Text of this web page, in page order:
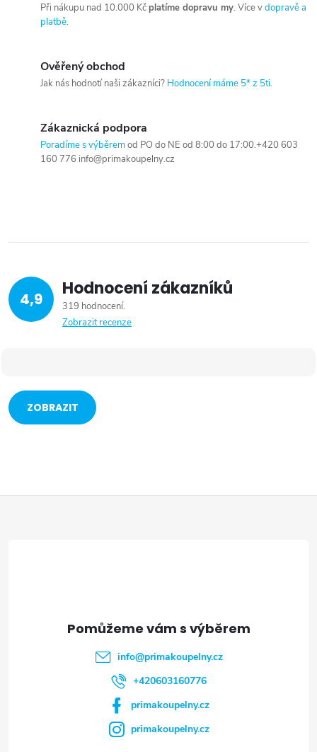
Při nákupu nad 10.000 Kčplatíme dopravu my. Více vdopravě a
platbě.
Ověřený obchod
Jak nás hodnotí naši zákazníci? Hodnocení máme 5* z 5ti.
Zákaznická podpora
Poradíme s výběremod PO do NE od 8:00 do 17:00.+420 603
160 776 info@primakoupelny.cz
4,9 Hodnocení zákazníků
319 hodnocení
Zobrazit recenze
ZOBRAZIT
info@primakoupelny.cz
+420603160776
primakoupelny.cz
primakoupelny.cz